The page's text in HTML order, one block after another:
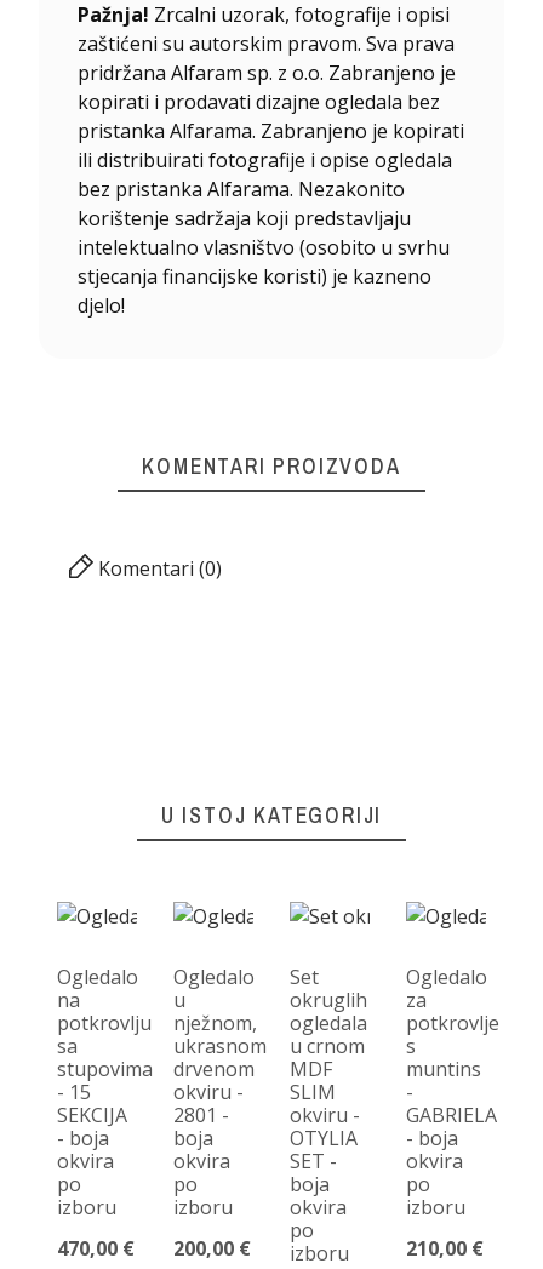
Pažnja! Zrcalni uzorak, fotografije i opisi
zaštićeni su autorskim pravom. Sva prava
pridržana Alfaram sp. z o.o. Zabranjeno je
kopirati i prodavati dizajne ogledala bez
pristanka Alfarama. Zabranjeno je kopirati
ili distribuirati fotografije i opise ogledala
bez pristanka Alfarama. Nezakonito
korištenje sadržaja koji predstavljaju
intelektualno vlasništvo (osobito u svrhu
stjecanja financijske koristi) je kazneno
djelo!
KOMENTARI PROIZVODA
Komentari (0)
U ISTOJ KATEGORIJI
Ogledalo
na
potkrovlju
sa
stupovima
- 15
SEKCIJA
- boja
okvira
po
izboru
470,00 €
Ogledalo
u
nježnom,
ukrasnom
drvenom
okviru -
2801 -
boja
okvira
po
izboru
200,00 €
Set
okruglih
ogledala
u crnom
MDF
SLIM
okviru -
OTYLIA
SET -
boja
okvira
po
izboru
Ogledalo
za
potkrovlje
s
muntins
-
GABRIELA
- boja
okvira
po
izboru
210,00 €